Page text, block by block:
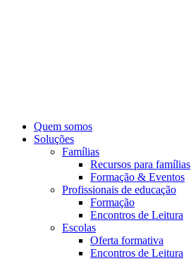
Quem somos
Soluções
Famílias
Recursos para famílias
Formação & Eventos
Profissionais de educação
Formação
Encontros de Leitura
Escolas
Oferta formativa
Encontros de Leitura